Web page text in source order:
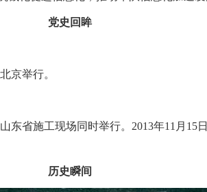
党史回眸
京举行。
省施工现场同时举行。2013年11月15
历史瞬间